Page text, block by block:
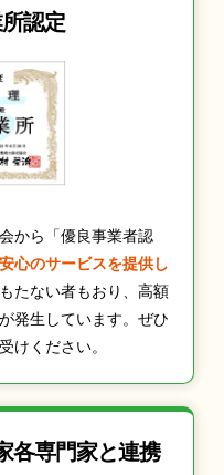
認定
から「優良事業者認
心のサービスを提供し
たない者もおり、高額
発生しています。ぜひ
けください。
各専門家と連携